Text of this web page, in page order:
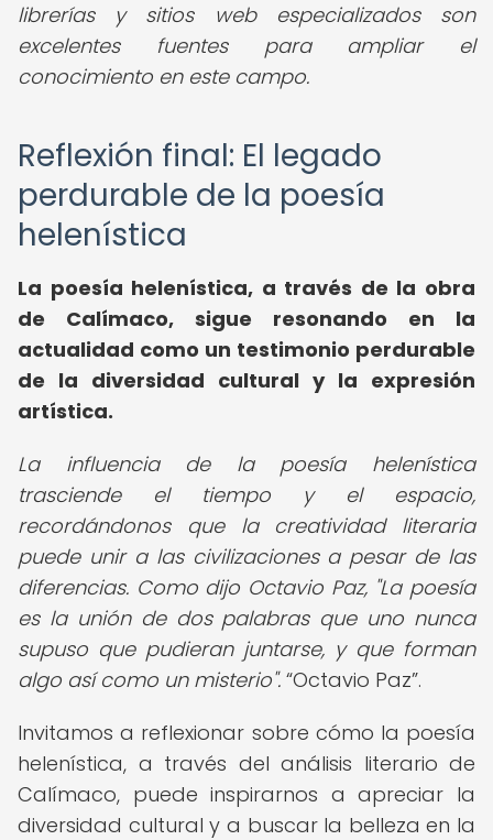
librerías y sitios web especializados son
excelentes fuentes para ampliar el
conocimiento en este campo.
Reflexión final: El legado
perdurable de la poesía
helenística
La poesía helenística, a través de la obra
de Calímaco, sigue resonando en la
actualidad como un testimonio perdurable
de la diversidad cultural y la expresión
artística.
La influencia de la poesía helenística
trasciende el tiempo y el espacio,
recordándonos que la creatividad literaria
puede unir a las civilizaciones a pesar de las
diferencias. Como dijo Octavio Paz, "La poesía
es la unión de dos palabras que uno nunca
supuso que pudieran juntarse, y que forman
algo así como un misterio". Octavio Paz .
Invitamos a reflexionar sobre cómo la poesía
helenística, a través del análisis literario de
Calímaco, puede inspirarnos a apreciar la
diversidad cultural y a buscar la belleza en la